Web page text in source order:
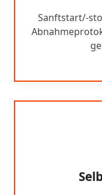
Sanftstart/-